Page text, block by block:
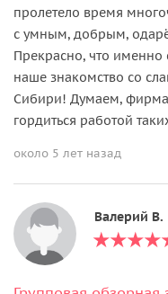
пролетело время
с умным, добрым,
Прекрасно, что
наше знакомство со
Сибири! Думаем, фирма
гордиться работой
около 5 лет назад
Валерий В.